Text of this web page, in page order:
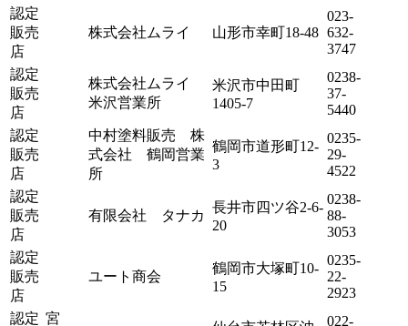
認定
販売
店
株式会社ムライ 山形市幸町18-48
023-
632-
3747
認定
販売
店
株式会社ムライ
米沢営業所
米沢市中田町
1405-7
0238-
37-
5440
認定
販売
店
中村塗料販売 株
式会社 鶴岡営業
所
鶴岡市道形町12-
3
0235-
29-
4522
認定
販売
店
有限会社 タナカ
長井市四ツ谷2-6-
20
0238-
88-
3053
認定
販売
店
ユート商会
鶴岡市大塚町10-
15
0235-
22-
2923
認定 宮 022-